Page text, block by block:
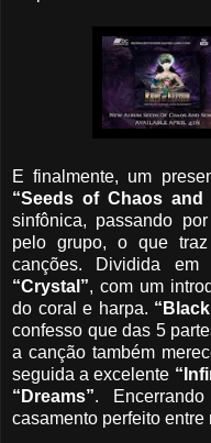
E finalmente, um
“Seeds of Chaos and
sinfônica, passando
pelo grupo, o que
canções. Dividida
“Crystal”, com um
do coral e harpa.
confesso que das 5
a canção também
seguida a excelente
“Dreams”.
casamento perfeito